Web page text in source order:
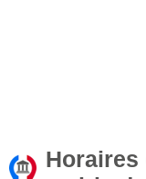
Horaires